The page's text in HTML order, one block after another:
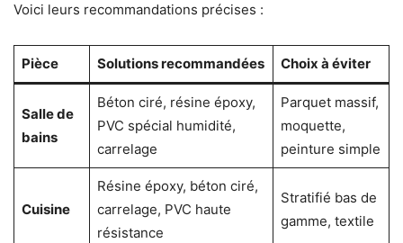
Voici leurs recommandations précises :
Pièce Solutions recommandées Choix à éviter
Salle de
bains
Béton ciré, résine époxy,
PVC spécial humidité,
carrelage
Parquet massif,
moquette,
peinture simple
Cuisine
Résine époxy, béton ciré,
carrelage, PVC haute
résistance
Stratifié bas de
gamme, textile